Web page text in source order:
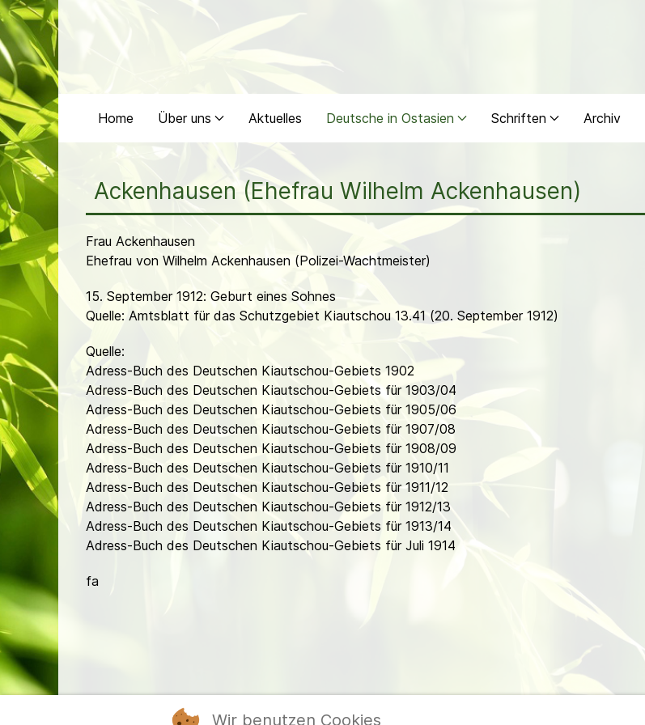
Home Über uns Aktuelles Deutsche in Ostasien Schriften Archiv
Ackenhausen (Ehefrau Wilhelm Ackenhausen)
Frau Ackenhausen
Ehefrau von Wilhelm Ackenhausen (Polizei-Wachtmeister)
15. September 1912: Geburt eines Sohnes
Quelle: Amtsblatt für das Schutzgebiet Kiautschou 13.41 (20. September 1912)
Quelle:
Adress-Buch des Deutschen Kiautschou-Gebiets 1902
Adress-Buch des Deutschen Kiautschou-Gebiets für 1903/04
Adress-Buch des Deutschen Kiautschou-Gebiets für 1905/06
Adress-Buch des Deutschen Kiautschou-Gebiets für 1907/08
Adress-Buch des Deutschen Kiautschou-Gebiets für 1908/09
Adress-Buch des Deutschen Kiautschou-Gebiets für 1910/11
Adress-Buch des Deutschen Kiautschou-Gebiets für 1911/12
Adress-Buch des Deutschen Kiautschou-Gebiets für 1912/13
Adress-Buch des Deutschen Kiautschou-Gebiets für 1913/14
Adress-Buch des Deutschen Kiautschou-Gebiets für Juli 1914
fa
Wir benutzen Cookies